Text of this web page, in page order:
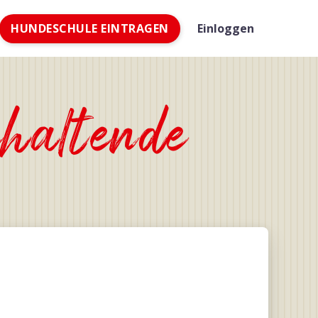
HUNDESCHULE EINTRAGEN Einloggen